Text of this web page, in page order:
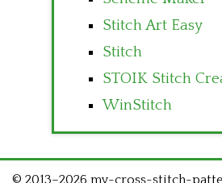
Stitch Art Easy
Stitch
STOIK Stitch
WinStitch
© 2013–2026 my-cross-stitch-